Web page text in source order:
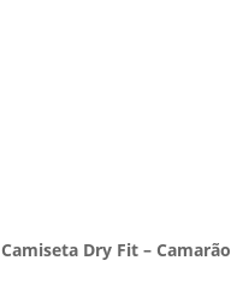
Camiseta Dry Fit – Camarão